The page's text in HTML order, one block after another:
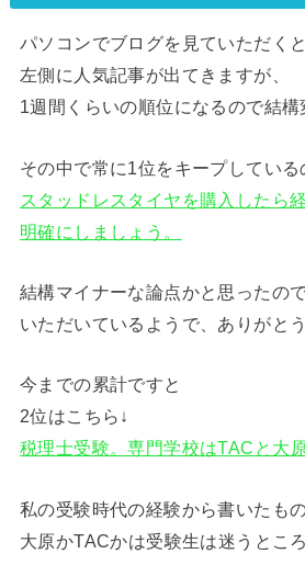
パソコンでブログを見ていただくと
左側に人気記事が出てきますが、
1週間くらいの順位になるので結構
その中で常に1位をキープしている
スタッドレスタイヤを購入したら
明確にしましょう。
結構マイナーな論点かと思ったの
いただいているようで、ありがと
今までの累計ですと
2位はこちら↓
税理士受験。専門学校はTAC と大
私の受験時代の経験から書いたもの
大原かTACかは受験生は迷うとこ